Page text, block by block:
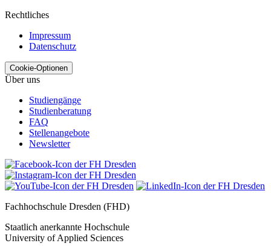
Rechtliches
Impressum
Datenschutz
Cookie-Optionen
Über uns
Studiengänge
Studienberatung
FAQ
Stellenangebote
Newsletter
Fachhochschule Dresden (FHD)
Staatlich anerkannte Hochschule
University of Applied Sciences